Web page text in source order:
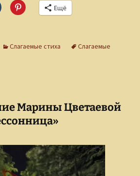
Ещё
Слагаемые стиха
Слагаемые
Марины Цветаевой